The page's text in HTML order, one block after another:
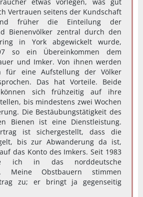
Vertrauen seitens der Kundschaft
früher die Einteilung der
Bienenvölker zentral durch den
in York abgewickelt wurde,
so ein Übereinkommen dem
und Imker. Von ihnen werden
für eine Aufstellung der Völker
Das hat Vorteile. Beide
können sich frühzeitig auf ihre
bis mindestens zwei Wochen
Die Bestäubungstätigkeit des
Bienen ist eine Dienstleistung.
ist sichergestellt, dass die
bis zur Abwanderung da ist,
das Konto des Imkers. Seit 1983
ich in das norddeutsche
Meine Obstbauern stimmen
zu; er bringt ja gegenseitig